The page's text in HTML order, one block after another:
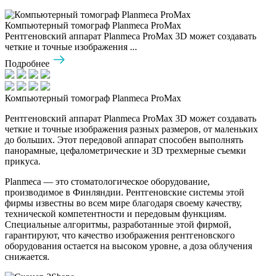
Компьютерный томограф Planmeca ProMax
Рентгеновский аппарат Planmeca ProMax 3D может создавать
четкие и точные изображения ...
Подробнее
Компьютерный томограф Planmeca ProMax
Рентгеновский аппарат Planmeca ProMax 3D может создавать
четкие и точные изображения разных размеров, от маленьких
до больших. Этот передовой аппарат способен выполнять
панорамные, цефалометрические и 3D трехмерные съемки
прикуса.
Planmeca — это стоматологическое оборудование,
производимое в Финляндии. Рентгеновские системы этой
фирмы известны во всем мире благодаря своему качеству,
технической компетентности и передовым функциям.
Специальные алгоритмы, разработанные этой фирмой,
гарантируют, что качество изображения рентгеновского
оборудования остается на высоком уровне, а доза облучения
снижается.